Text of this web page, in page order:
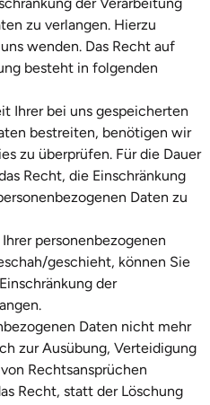
der Verarbeitung
zu verlangen. Hierzu
wenden. Das Recht auf
besteht in folgenden
Ihrer bei uns gespeicherten
bestreiten, benötigen wir
zu überprüfen. Für die Dauer
Recht, die Einschränkung
Daten zu
personenbezogenen
geschieht, können Sie
der
Daten nicht mehr
zur Ausübung, Verteidigung
Rechtsansprüchen
Recht, statt der Löschung